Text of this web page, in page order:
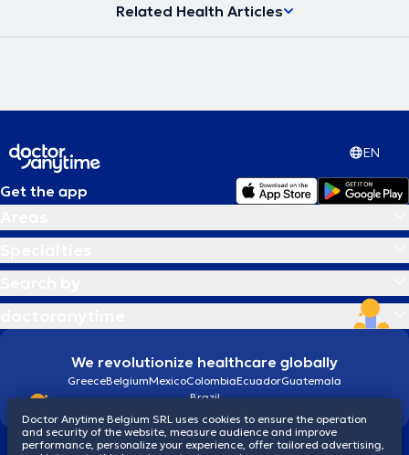
Related Health Articles
EN
Get the app
We revolutionize healthcare globally
GreeceBelgiumMexicoColombiaEcuadorGuatemala
Brazil
Doctor Anytime Belgium SRL uses cookies to ensure the operation
and security of the website, measure audience and improve
performance, personalize your experience, offer tailored advertising,